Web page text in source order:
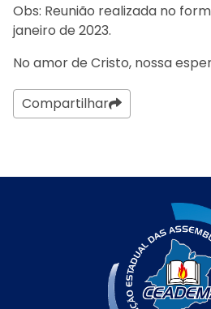
Obs: Reunião realizada no
janeiro de 2023.
No amor de Cristo, nossa
Compartilhar